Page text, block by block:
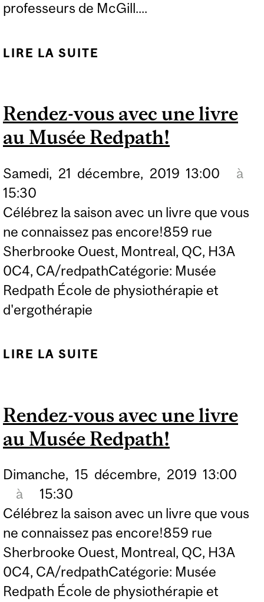
professeurs de McGill....
LIRE LA SUITE
Rendez-vous avec une livre
au Musée Redpath!
Samedi, 21 décembre, 2019 13:00
à
15:30
Célébrez la saison avec un livre que vous
ne connaissez pas encore!859 rue
Sherbrooke Ouest, Montreal, QC, H3A
0C4, CA/redpathCatégorie: Musée
Redpath École de physiothérapie et
d'ergothérapie
LIRE LA SUITE
Rendez-vous avec une livre
au Musée Redpath!
Dimanche, 15 décembre, 2019 13:00
à
15:30
Célébrez la saison avec un livre que vous
ne connaissez pas encore!859 rue
Sherbrooke Ouest, Montreal, QC, H3A
0C4, CA/redpathCatégorie: Musée
Redpath École de physiothérapie et